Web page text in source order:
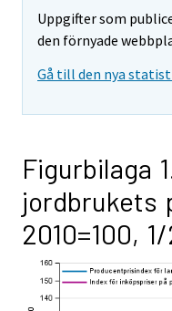
Uppgifter som
den förnyade
Gå till den nya
Figurbilaga
jordbrukets
2010=100,